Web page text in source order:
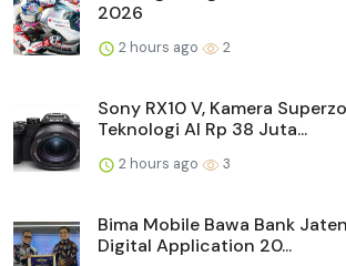
2026
2 hours ago 2
Sony RX10 V, Kamera
Teknologi AI Rp 38 Juta...
2 hours ago 3
Bima Mobile Bawa Bank
Digital Application 20...